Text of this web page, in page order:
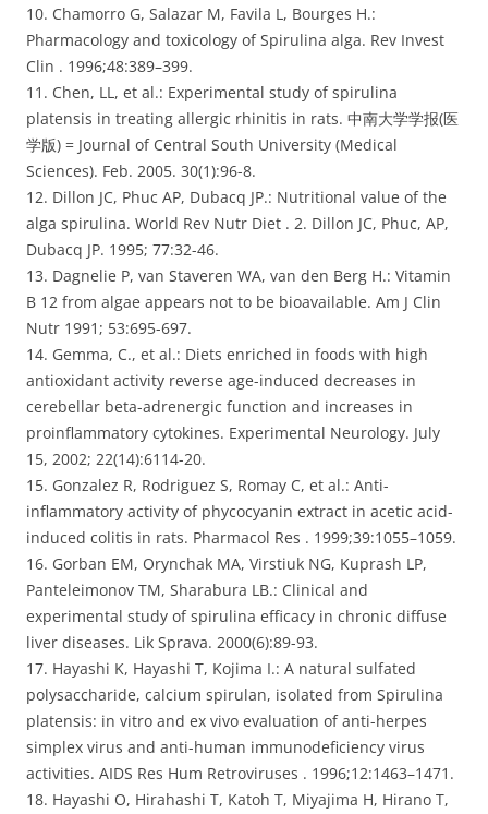
10. Chamorro G, Salazar M, Favila L, Bourges H.:
Pharmacology and toxicology of Spirulina alga. Rev Invest
Clin . 1996;48:389–399.
11. Chen, LL, et al.: Experimental study of spirulina
platensis in treating allergic rhinitis in rats. 中南大学学报(医
学版) = Journal of Central South University (Medical
Sciences). Feb. 2005. 30(1):96-8.
12. Dillon JC, Phuc AP, Dubacq JP.: Nutritional value of the
alga spirulina. World Rev Nutr Diet . 2. Dillon JC, Phuc, AP,
Dubacq JP. 1995; 77:32-46.
13. Dagnelie P, van Staveren WA, van den Berg H.: Vitamin
B 12 from algae appears not to be bioavailable. Am J Clin
Nutr 1991; 53:695-697.
14. Gemma, C., et al.: Diets enriched in foods with high
antioxidant activity reverse age-induced decreases in
cerebellar beta-adrenergic function and increases in
proinflammatory cytokines. Experimental Neurology. July
15, 2002; 22(14):6114-20.
15. Gonzalez R, Rodriguez S, Romay C, et al.: Anti-
inflammatory activity of phycocyanin extract in acetic acid-
induced colitis in rats. Pharmacol Res . 1999;39:1055–1059.
16. Gorban EM, Orynchak MA, Virstiuk NG, Kuprash LP,
Panteleimonov TM, Sharabura LB.: Clinical and
experimental study of spirulina efficacy in chronic diffuse
liver diseases. Lik Sprava. 2000(6):89-93.
17. Hayashi K, Hayashi T, Kojima I.: A natural sulfated
polysaccharide, calcium spirulan, isolated from Spirulina
platensis: in vitro and ex vivo evaluation of anti-herpes
simplex virus and anti-human immunodeficiency virus
activities. AIDS Res Hum Retroviruses . 1996;12:1463–1471.
18. Hayashi O, Hirahashi T, Katoh T, Miyajima H, Hirano T,